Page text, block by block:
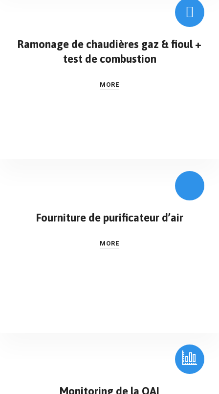
Ramonage de chaudières gaz & fioul +
test de combustion
MORE
Fourniture de purificateur d’air
MORE
Monitoring de la QAI